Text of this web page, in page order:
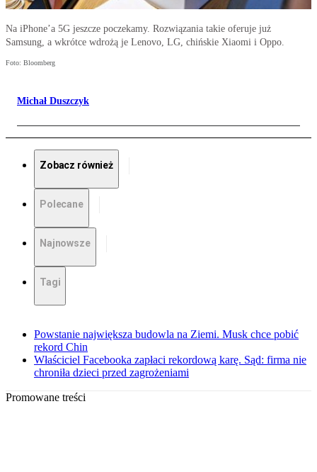
Na iPhone’a 5G jeszcze poczekamy. Rozwiązania takie oferuje już
Samsung, a wkrótce wdrożą je Lenovo, LG, chińskie Xiaomi i Oppo.
Foto: Bloomberg
Michał Duszczyk
Zobacz również
Polecane
Najnowsze
Tagi
Powstanie największa budowla na Ziemi. Musk chce pobić
rekord Chin
Właściciel Facebooka zapłaci rekordową karę. Sąd: firma nie
chroniła dzieci przed zagrożeniami
Promowane treści